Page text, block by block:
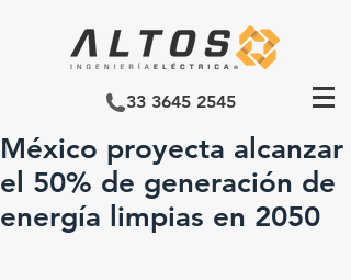
33 3645 2545
México proyecta alcanzar
el 50% de generación de
energía limpias en 2050